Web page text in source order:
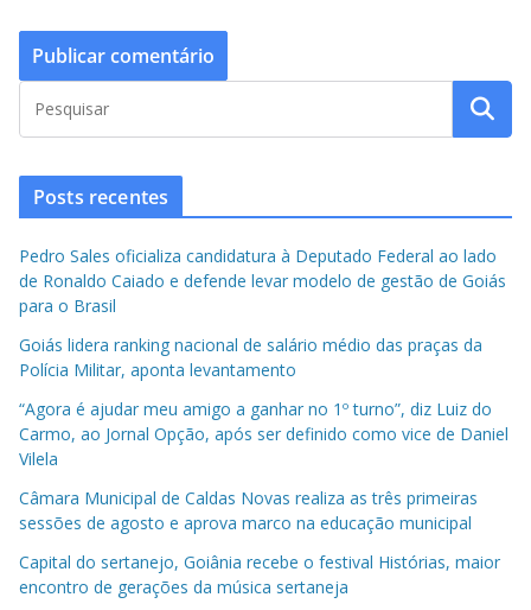
Posts recentes
Pedro Sales oficializa candidatura à Deputado Federal ao lado
de Ronaldo Caiado e defende levar modelo de gestão de Goiás
para o Brasil
Goiás lidera ranking nacional de salário médio das praças da
Polícia Militar, aponta levantamento
“Agora é ajudar meu amigo a ganhar no 1º turno”, diz Luiz do
Carmo, ao Jornal Opção, após ser definido como vice de Daniel
Vilela
Câmara Municipal de Caldas Novas realiza as três primeiras
sessões de agosto e aprova marco na educação municipal
Capital do sertanejo, Goiânia recebe o festival Histórias, maior
encontro de gerações da música sertaneja